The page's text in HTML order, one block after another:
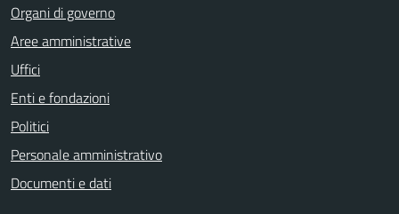
Organi di governo
Aree amministrative
Uffici
Enti e fondazioni
Politici
Personale amministrativo
Documenti e dati